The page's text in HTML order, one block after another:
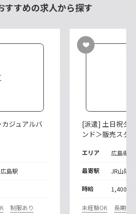
すすめの求人から探す
ジュアルバ
島駅
制服あり
[派遣] 土日祝ダ
ンド＞販売スタ
エリア 広島県
最寄駅 JR山陽
時給 1,400円
未経験OK
長期歓